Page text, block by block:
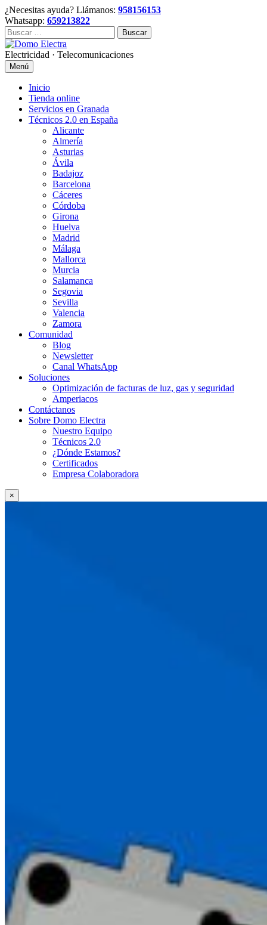
Skip
to
content
¿Necesitas ayuda? Llámanos: 958156153
Whatsapp: 659213822
Buscar:
Electricidad · Telecomunicaciones
Menú
Inicio
Tienda online
Servicios en Granada
Técnicos 2.0 en España
Alicante
Almería
Asturias
Ávila
Badajoz
Barcelona
Cáceres
Córdoba
Girona
Huelva
Madrid
Málaga
Mallorca
Murcia
Salamanca
Segovia
Sevilla
Valencia
Zamora
Comunidad
Blog
Newsletter
Canal WhatsApp
Soluciones
Optimización de facturas de luz, gas y seguridad
Amperiacos
Contáctanos
Sobre Domo Electra
Nuestro Equipo
Técnicos 2.0
¿Dónde Estamos?
Certificados
Empresa Colaboradora
×